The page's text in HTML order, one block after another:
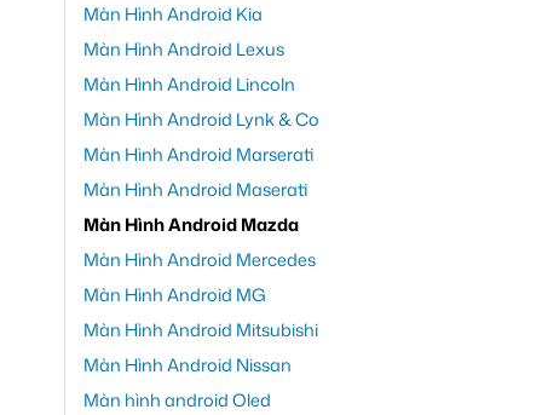
Màn Hình Android Kia
Màn Hình Android Lexus
Màn Hình Android Lincoln
Màn Hình Android Lynk & Co
Màn Hình Android Marserati
Màn Hình Android Maserati
Màn Hình Android Mazda
Màn Hình Android Mercedes
Màn Hình Android MG
Màn Hình Android Mitsubishi
Màn Hình Android Nissan
Màn hình android Oled